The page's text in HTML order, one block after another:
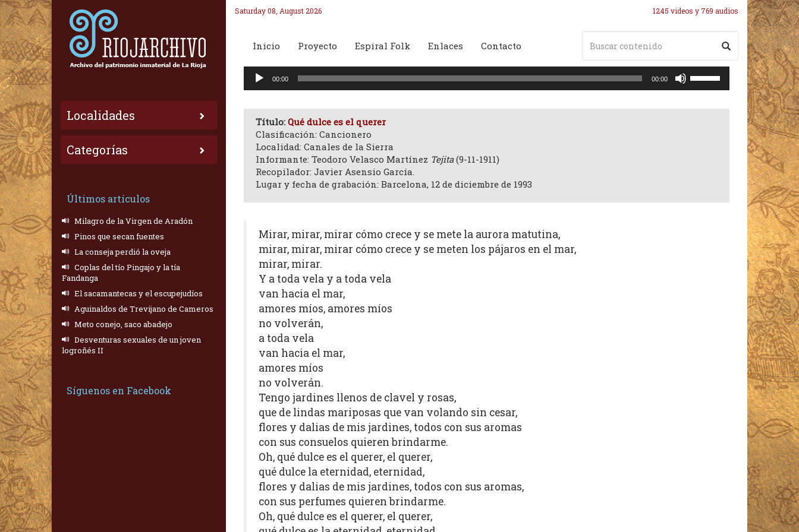
Localidades
Categorías
Últimos artículos
Milagro de la Virgen de Aradón
Pinos que secan fuentes
La conseja perdió la oveja
Coplas del tío Pingajo y la tía
Fandanga
El sacamantecas y el escupejudíos
Aguinaldos de Trevijano de Cameros
Meto conejo, saco abadejo
Desventuras sexuales de un joven
logroñés II
Síguenos en Facebook
Saturday 08, August 2026 1245 videos y 769 audios
Inicio Proyecto Espiral Folk Enlaces Contacto
Reproductor
00:00 00:00
de
Título: Qué dulce es el querer
Clasificación: Cancionero
Localidad: Canales de la Sierra
Informante: Teodoro Velasco Martínez Tejita(9-11-1911)
Recopilador: Javier Asensio García.
Lugar y fecha de grabación: Barcelona, 12 de diciembre de 1993
Mirar, mirar, mirar cómo crece y se mete la aurora matutina,
mirar, mirar, mirar cómo crece y se meten los pájaros en el mar,
mirar, mirar.
Y a toda vela y a toda vela
van hacia el mar,
amores míos, amores míos
no volverán,
a toda vela
van hacia el mar,
amores míos
no volverán.
Tengo jardines llenos de clavel y rosas,
que de lindas mariposas que van volando sin cesar,
flores y dalias de mis jardines, todos con sus aromas
con sus consuelos quieren brindarme.
Oh, qué dulce es el querer, el querer,
qué dulce la eternidad, eternidad,
flores y dalias de mis jardines, todos con sus aromas,
con sus perfumes quieren brindarme.
Oh, qué dulce es el querer, el querer,